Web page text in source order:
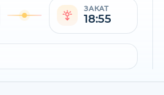
ЗАКАТ
18:55